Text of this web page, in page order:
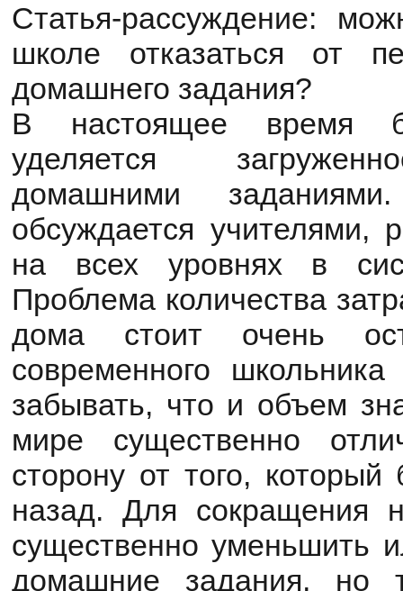
Статья-рассуждение:
школе отказаться от
домашнего задания?
В настоящее время
уделяется
домашними
обсуждается учителями,
на всех уровнях в
Проблема количества
дома стоит очень
современного
забывать, что и объем
мире существенно
сторону от того,
назад. Для сокращения
существенно уменьшить
домашние задания, но